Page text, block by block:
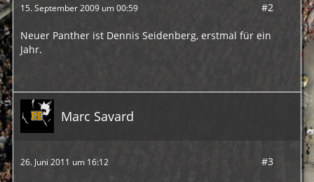
15. September 2009 um 00:59 #2
Neuer Panther ist Dennis Seidenberg, erstmal für ein
Jahr.
Marc Savard
26. Juni 2011 um 16:12 #3